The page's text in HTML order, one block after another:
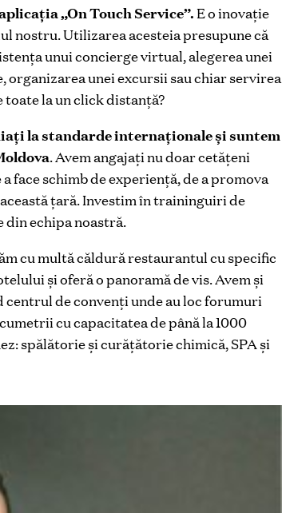
„On Touch Service”.E o inovație
nostru. Utilizarea acesteia presupune că
unui concierge virtual, alegerea unei
unei excursii sau chiar servirea
toate la un click distanță?
la standarde internaționale și suntem
. Avem angajați nu doar cetățeni
face schimb de experiență, de a promova
țară. Investim în traininguiri de
echipa noastră.
cu multă căldură restaurantul cu specific
și oferă o panoramă de vis. Avem și
centrul de convenți unde au loc forumuri
cu capacitatea de până la 1000
spălătorie și curățătorie chimică, SPA și